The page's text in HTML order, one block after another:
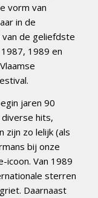
vorm van
in de
de geliefdste
1989 en
jaren 90
diverse hits,
zijn zo lelijk (als
bij onze
icoon. Van 1989
sterren
Daarnaast